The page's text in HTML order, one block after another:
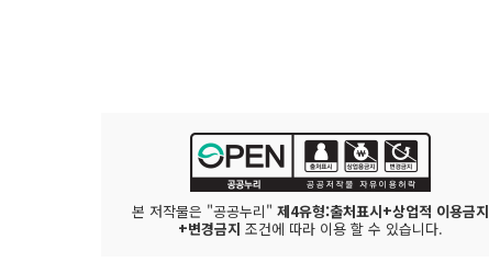
본 저작물은 "공공누리" 제4유형:출처표시+상업적 이용금지
+변경금지 조건에 따라 이용 할 수 있습니다.